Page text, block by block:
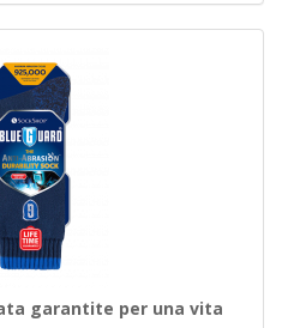
garantite per una vita